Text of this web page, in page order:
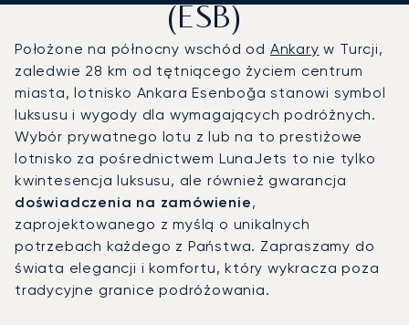
(ESB)
Położone na północny wschód od Ankary w Turcji,
zaledwie 28 km od tętniącego życiem centrum
miasta, lotnisko Ankara Esenboğa stanowi symbol
luksusu i wygody dla wymagających podróżnych.
Wybór prywatnego lotu z lub na to prestiżowe
lotnisko za pośrednictwem LunaJets to nie tylko
kwintesencja luksusu, ale również gwarancja
doświadczenia na zamówienie,
zaprojektowanego z myślą o unikalnych
potrzebach każdego z Państwa. Zapraszamy do
świata elegancji i komfortu, który wykracza poza
tradycyjne granice podróżowania.